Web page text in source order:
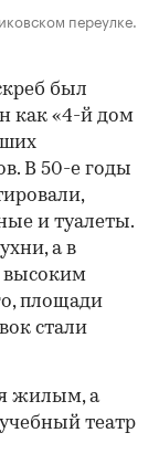
переулке.
был
как «4-й дом
В 50-е годы
и туалеты.
а в
высоким
площади
стали
жилым, а
театр